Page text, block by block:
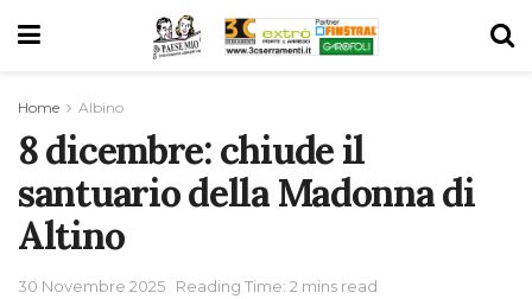
Home Albino
8 dicembre: chiude il
santuario della Madonna di
Altino
30 Novembre 2025 Reading Time: 2 mins read